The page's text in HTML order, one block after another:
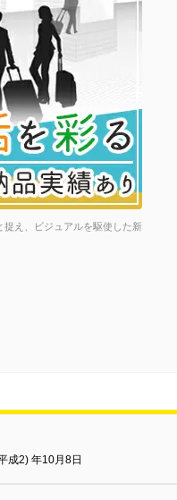
え、ビジュアルを駆使した新
成2) 年10月8日